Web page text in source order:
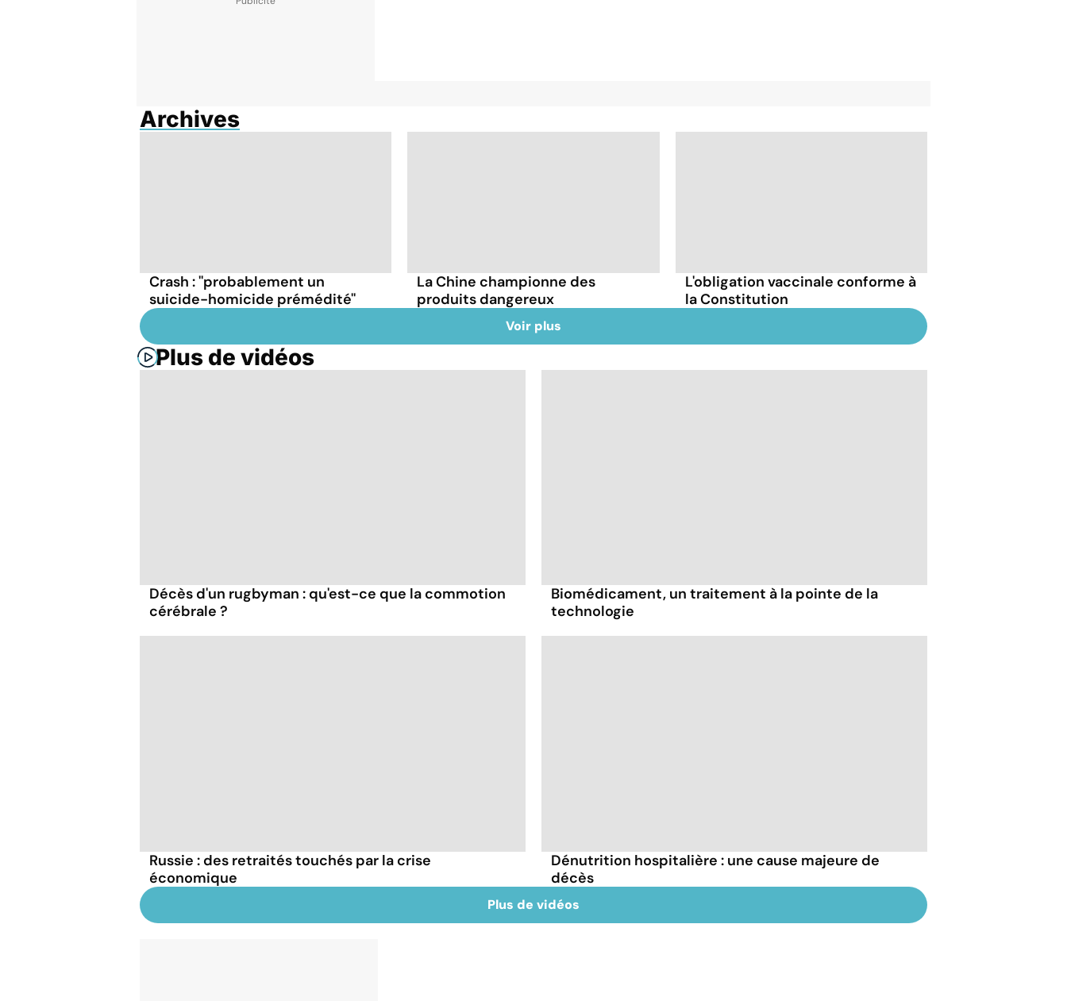
Archives
Crash : ''probablement un
suicide-homicide prémédité''
La Chine championne des
produits dangereux
L'obligation vaccinale conforme à
la Constitution
Voir plus
Plus de vidéos
Décès d'un rugbyman : qu'est-ce que la commotion
cérébrale ?
Biomédicament, un traitement à la pointe de la
technologie
Russie : des retraités touchés par la crise
économique
Dénutrition hospitalière : une cause majeure de
décès
Plus de vidéos